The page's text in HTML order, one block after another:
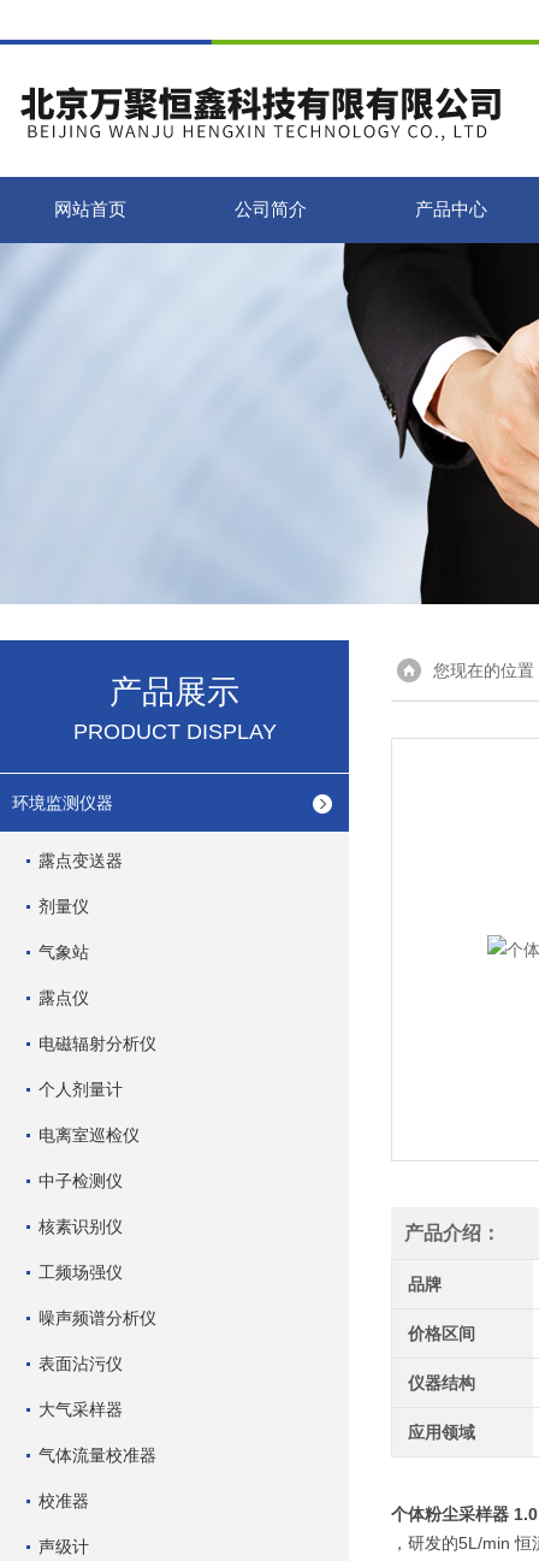
网站首页 公司简介 产品中心
产品展示
PRODUCT DISPLAY
环境监测仪器
露点变送器
剂量仪
气象站
露点仪
电磁辐射分析仪
个人剂量计
电离室巡检仪
中子检测仪
核素识别仪
工频场强仪
噪声频谱分析仪
表面沾污仪
大气采样器
气体流量校准器
校准器
声级计
您现在的位置
产品介绍：
品牌
价格区间
仪器结构
应用领域
个体粉尘采样器
，研发的5L/min